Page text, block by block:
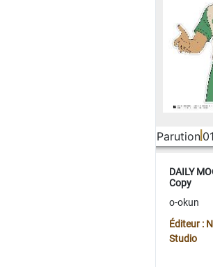
Parution
DAILY
Copy
o-okun
Éditeur :
Studio